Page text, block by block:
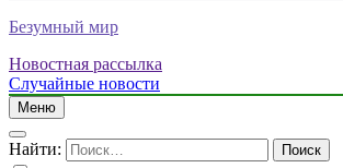
Безумный мир
Новостная рассылка
Случайные новости
Меню
Найти: